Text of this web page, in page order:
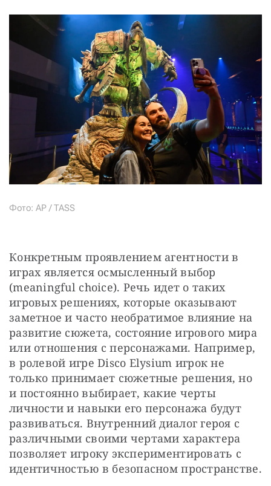
Фото: AP / TASS
Конкретным проявлением агентности в
играх является осмысленный выбор
(meaningful choice). Речь идет о таких
игровых решениях, которые оказывают
заметное и часто необратимое влияние на
развитие сюжета, состояние игрового мира
или отношения с персонажами. Например,
в ролевой игре Disco Elysium игрок не
только принимает сюжетные решения, но
и постоянно выбирает, какие черты
личности и навыки его персонажа будут
развиваться. Внутренний диалог героя с
различными своими чертами характера
позволяет игроку экспериментировать с
идентичностью в безопасном пространстве.